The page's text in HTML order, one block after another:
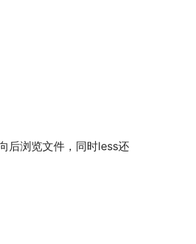
后浏览文件，同时less还